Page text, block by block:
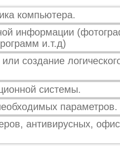
компьютера.
информации
и.т.д)
создание
системы.
параметров.
антивирусных,